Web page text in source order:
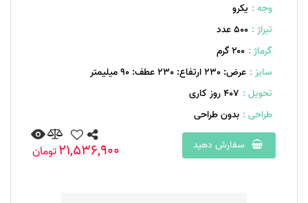
وجه : یکرو
تیراژ : 500 عدد
گرماژ : ۲۰۰ گرم
سایز : عرض: 230 ارتفاع: 230 عطف: 90 میلیمتر
تحویل : 407 روز کاری
طراحی : بدون طراحی
سفارش دهید
21,536,900تومان